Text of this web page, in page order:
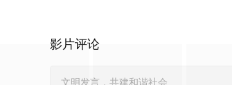
影片评论